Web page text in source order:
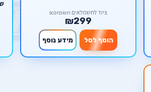
ציוד לחשמלאים scorpion
₪299
הוסף לסל מידע נוסף